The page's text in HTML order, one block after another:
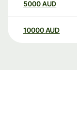
5000AUD
10000 AUD